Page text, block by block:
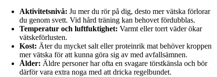
Aktivitetsnivå: Ju mer du rör på dig, desto mer vätska förlorar
du genom svett. Vid hård träning kan behovet fördubblas.
Temperatur och luftfuktighet: Varmt eller torrt väder ökar
vätskeförlusten.
Kost: Äter du mycket salt eller proteinrik mat behöver kroppen
mer vätska för att kunna göra sig av med avfallsämnen.
Ålder: Äldre personer har ofta en svagare törstkänsla och bör
därför vara extra noga med att dricka regelbundet.